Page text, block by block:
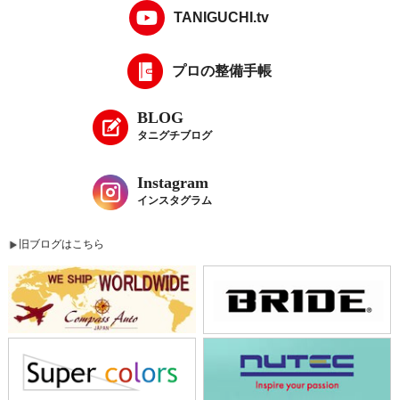
TANIGUCHI.tv
プロの整備手帳
BLOG
タニグチブログ
Instagram
インスタグラム
旧ブログはこちら